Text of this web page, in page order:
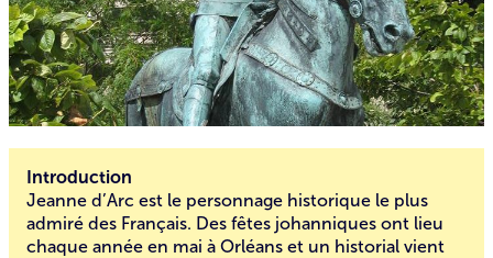
Introduction
Jeanne d’Arc est le personnage historique le plus
admiré des Français. Des fêtes johanniques ont lieu
chaque année en mai à Orléans et un historial vient